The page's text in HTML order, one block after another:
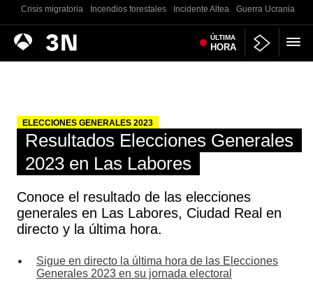
Crisis migratoria Incendios forestales Incidente Altea Guerra Ucrania
Antena
3
Noticias ÚLTIMA
HORA
ELECCIONES GENERALES 2023
Resultados Elecciones Generales
2023 en Las Labores
Conoce el resultado de las elecciones
generales en Las Labores, Ciudad Real en
directo y la última hora.
Sigue en directo la última hora de las Elecciones
Generales 2023 en su jornada electoral